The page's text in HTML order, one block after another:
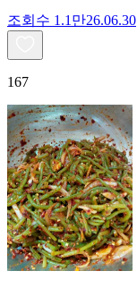
조회수 1.1만26.06.30
167